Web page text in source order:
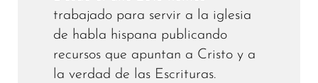
trabajado para servir a la iglesia
de habla hispana publicando
recursos que apuntan a Cristo y a
la verdad de las Escrituras.